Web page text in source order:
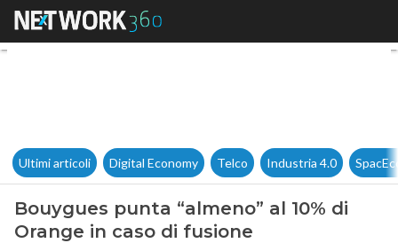
Bouygues punta “almeno” al
Ultimi articoli Digital Economy Telco Industria 4.0
Bouygues punta “almeno” al 10% di
Orange in caso di fusione